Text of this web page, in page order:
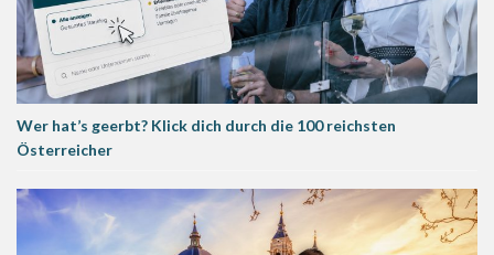
Wer hat’s geerbt? Klick dich durch die 100 reichsten
Österreicher